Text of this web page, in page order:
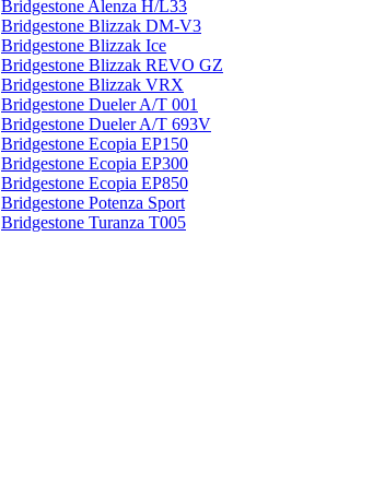
Bridgestone Alenza H/L33
Bridgestone Blizzak DM-V3
Bridgestone Blizzak Ice
Bridgestone Blizzak REVO GZ
Bridgestone Blizzak VRX
Bridgestone Dueler A/T 001
Bridgestone Dueler A/T 693V
Bridgestone Ecopia EP150
Bridgestone Ecopia EP300
Bridgestone Ecopia EP850
Bridgestone Potenza Sport
Bridgestone Turanza T005